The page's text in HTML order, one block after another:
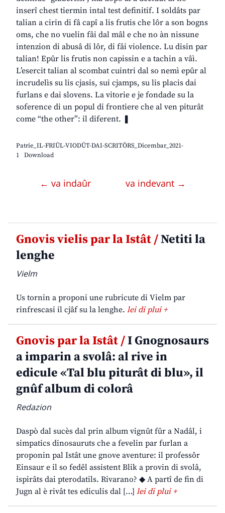
inserî chest tiermin intal test definitif. I soldâts par
talian a cirin di fâ capî a lis frutis che lôr a son bogns
oms, che no vuelin fâi dal mâl e che no àn nissune
intenzion di abusâ di lôr, di fâi violence. Lu disin par
talian! Epûr lis frutis non capissin e a tachin a vâì.
L’esercit talian al scombat cuintri dal so nemì epûr al
incrudelìs su lis cjasis, sui cjamps, su lis placis dai
furlans e dai slovens. La vitorie e je fondade su la
soference di un popul di frontiere che al ven piturât
come “the other”: il diferent. ❚
Patrie_IL-FRIÛL-VIODÛT-DAI-SCRITÔRS_Dicembar_2021-
1
Download
← va indaûr va indevant →
Gnovis vielis par la Istât /Netiti la
lenghe
Vielm
Us tornin a proponi une rubricute di Vielm par
rinfrescasi il cjâf su la lenghe. lei di plui +
Gnovis par la Istât /I Gnognosaurs
a imparin a svolâ: al rive in
edicule «Tal blu piturât di blu», il
gnûf album di colorâ
Redazion
Daspò dal sucès dal prin album vignût fûr a Nadâl, i
simpatics dinosauruts che a fevelin par furlan a
proponin pal Istât une gnove aventure: il professôr
Einsaur e il so fedêl assistent Blik a provin di svolâ,
ispirâts dai pterodatils. Rivarano? ◆ A partî de fin di
Jugn al è rivât tes ediculis dal […] lei di plui +